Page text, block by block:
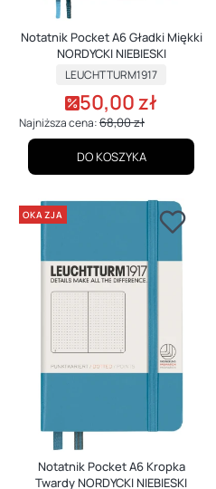
Notatnik Pocket A6 Gładki Miękki
NORDYCKI NIEBIESKI
PRODUCENT
LEUCHTTURM1917
Cena promocyjna
50,00 zł
Najniższa cena:68,00 zł
DO KOSZYKA
OKAZJA
Notatnik Pocket A6 Kropka
Twardy NORDYCKI NIEBIESKI